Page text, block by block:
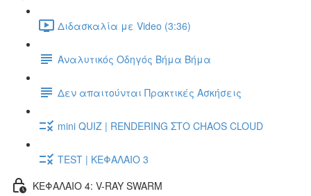
Διδασκαλία με Video (3:36)
Αναλυτικός Οδηγός Βήμα Βήμα
Δεν απαιτούνται Πρακτικές Ασκήσεις
mini QUIZ | RENDERING ΣΤΟ CHAOS CLOUD
TEST | ΚΕΦΑΛΑΙΟ 3
ΚΕΦΑΛΑΙΟ 4: V-RAY SWARM